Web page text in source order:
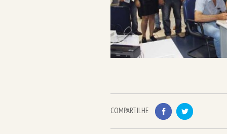
COMPARTILHE